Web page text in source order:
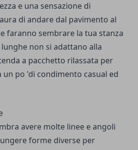
e una sensazione di
di andare dal pavimento al
faranno sembrare la tua stanza
non si adattano alla
a pacchetto rilassata per
un po 'di condimento casual ed
avere molte linee e angoli
forme diverse per